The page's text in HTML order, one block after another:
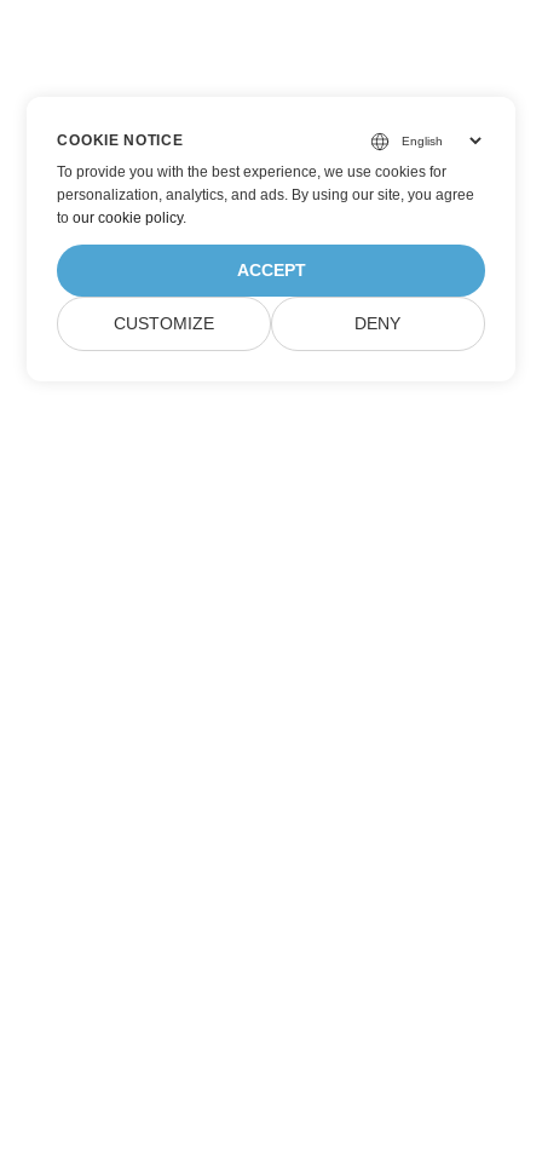
COOKIE NOTICE
To provide you with the best experience, we use cookies for
personalization, analytics, and ads. By using our site, you agree
toour cookie policy.
ACCEPT
CUSTOMIZE DENY